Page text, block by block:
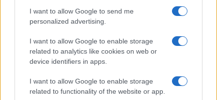
I want to allow Google to send me
personalized advertising.
I want to allow Google to enable storage
related to analytics like cookies on web or
device identifiers in apps.
I want to allow Google to enable storage
related to functionality of the website or app.
Film più cercati
Frasi sul cinema
SERVIZI
Mappa del sito
Cookie Policy
Frasi suddivise per tema